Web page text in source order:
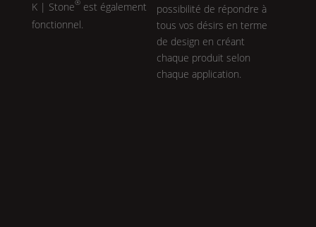
K | Stone®est également
fonctionnel.
possibilité de répondre à
tous vos désirs en terme
de design en créant
chaque produit selon
chaque application.